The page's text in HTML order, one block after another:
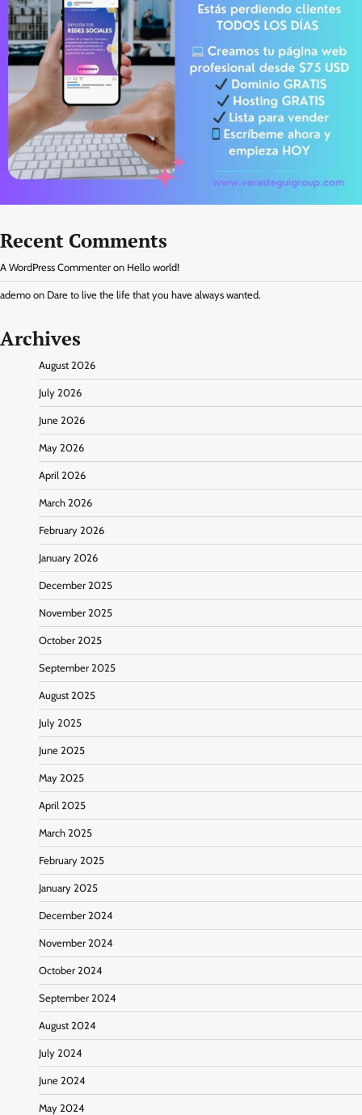
Recent Comments
A WordPress Commenter on Hello world!
ademo on Dare to live the life that you have always wanted.
Archives
August 2026
July 2026
June 2026
May 2026
April 2026
March 2026
February 2026
January 2026
December 2025
November 2025
October 2025
September 2025
August 2025
July 2025
June 2025
May 2025
April 2025
March 2025
February 2025
January 2025
December 2024
November 2024
October 2024
September 2024
August 2024
July 2024
June 2024
May 2024